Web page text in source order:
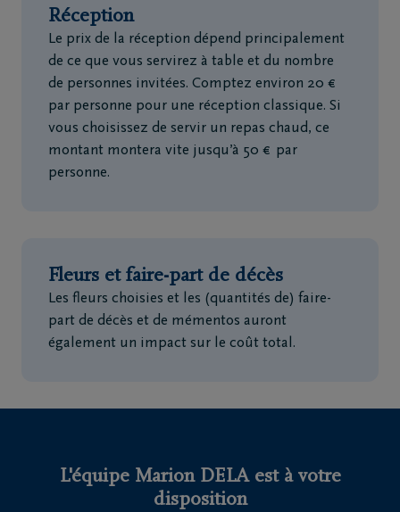
Réception
Le prix de la réception dépend principalement
de ce que vous servirez à table et du nombre
de personnes invitées. Comptez environ 20 €
par personne pour une réception classique. Si
vous choisissez de servir un repas chaud, ce
montant montera vite jusqu’à 50 € par
personne.
Fleurs et faire-part de décès
Les fleurs choisies et les (quantités de) faire-
part de décès et de mémentos auront
également un impact sur le coût total.
L'équipe Marion DELA est à votre
disposition